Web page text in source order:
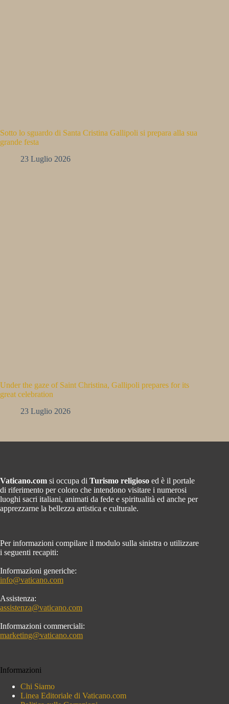
Sotto lo sguardo di Santa Cristina Gallipoli si prepara alla sua
grande festa
23 Luglio 2026
Under the gaze of Saint Christina, Gallipoli prepares for its
great celebration
23 Luglio 2026
Vaticano.com si occupa di Turismo religioso ed è il portale
di riferimento per coloro che intendono visitare i numerosi
luoghi sacri italiani, animati da fede e spiritualità ed anche per
apprezzarne la bellezza artistica e culturale.
Per informazioni compilare il modulo sulla sinistra o utilizzare
i seguenti recapiti:
Informazioni generiche:
info@vaticano.com
Assistenza:
assistenza@vaticano.com
Informazioni commerciali:
marketing@vaticano.com
Informazioni
Chi Siamo
Linea Editoriale di Vaticano.com